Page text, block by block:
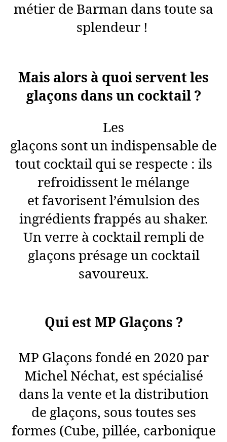
métier de Barman dans toute sa
splendeur !
Mais alors à quoi servent les
glaçons dans un cocktail ?
Les
glaçons sont un indispensable de
tout cocktail qui se respecte : ils
refroidissent le mélange
et favorisent l’émulsion des
ingrédients frappés au shaker.
Un verre à cocktail rempli de
glaçons présage un cocktail
savoureux.
Qui est MP Glaçons ?
MP Glaçons fondé en 2020 par
Michel Néchat, est spécialisé
dans la vente et la distribution
de glaçons, sous toutes ses
formes (Cube, pillée, carbonique